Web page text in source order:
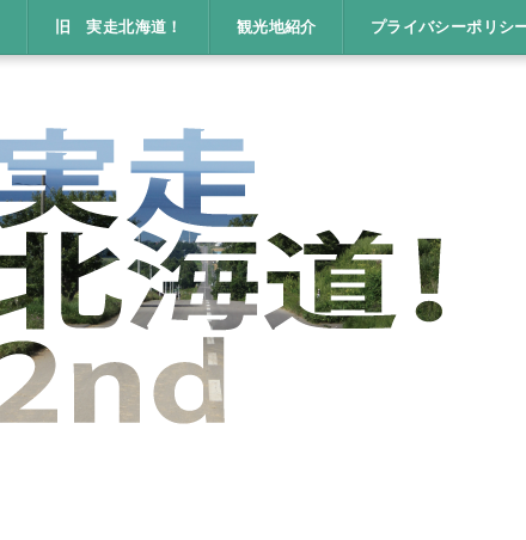
旧 実走北海道！ 観光地紹介 プライバシーポリシ